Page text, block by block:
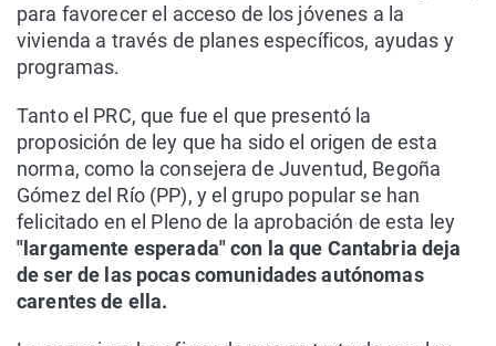
para favorecer el acceso de los jóvenes a la
vivienda a través de planes específicos, ayudas y
programas.
Tanto el PRC, que fue el que presentó la
proposición de ley que ha sido el origen de esta
norma, como la consejera de Juventud, Begoña
Gómez del Río (PP), y el grupo popular se han
felicitado en el Pleno de la aprobación de esta ley
"largamente esperada" con la que Cantabria deja
de ser de las pocas comunidades autónomas
carentes de ella.